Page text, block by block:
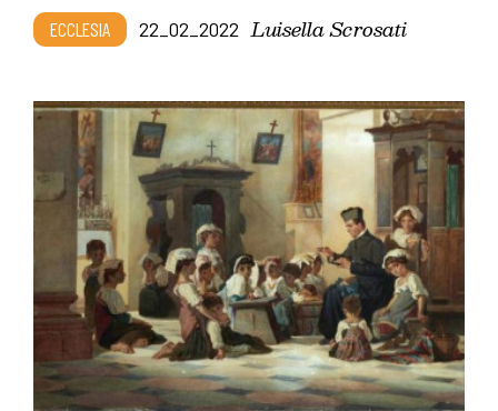
ECCLESIA 22_02_2022 Luisella Scrosati